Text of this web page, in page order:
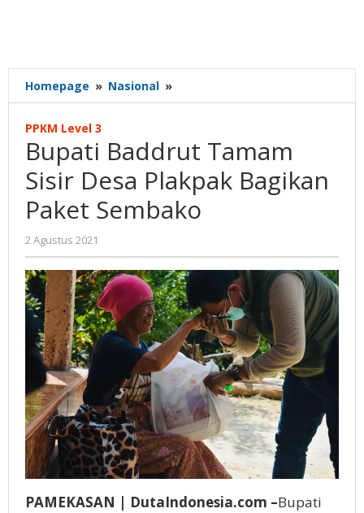
Homepage » Nasional »
Baddrut
Desa
Plakpak
Bagikan
Paket
Sembako
PPKM Level 3
Bupati Baddrut Tamam
Sisir Desa Plakpak Bagikan
Paket Sembako
2 Agustus 2021
Gatot
Susanto
PAMEKASAN | DutaIndonesia.com –Bupati